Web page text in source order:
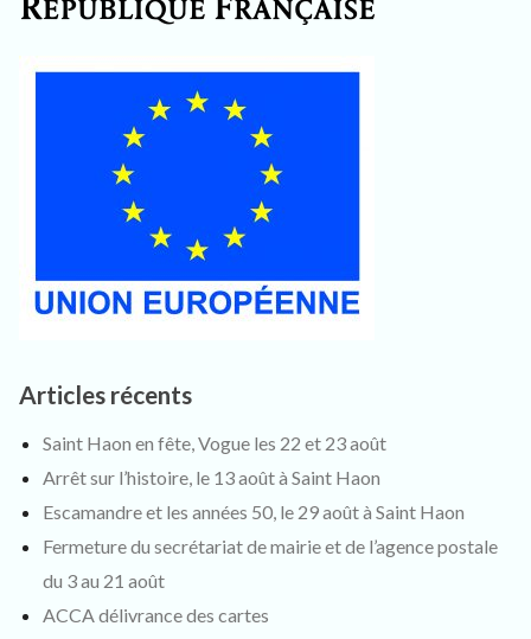
Articles récents
Saint Haon en fête, Vogue les 22 et 23 août
Arrêt sur l’histoire, le 13 août à Saint Haon
Escamandre et les années 50, le 29 août à Saint Haon
Fermeture du secrétariat de mairie et de l’agence postale
du 3 au 21 août
ACCA délivrance des cartes